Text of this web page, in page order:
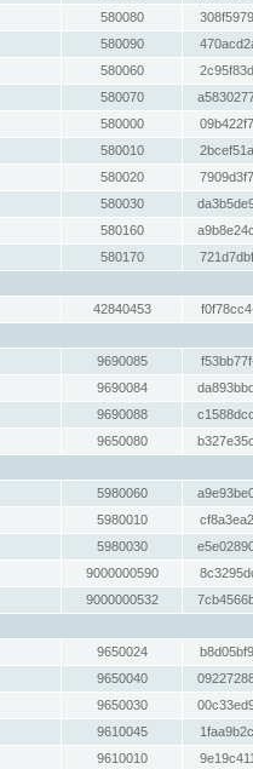
580080
580090
580060
580070
580000
580010
580020
580030
580160
580170
42840453
9690085
9690084
9690088
9650080
5980060
5980010
5980030
9000000590
9000000532
9650024
9650040
9650030
9610045
9610010